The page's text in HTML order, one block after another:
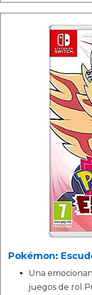
Pokémon:
Una
juegos de rol